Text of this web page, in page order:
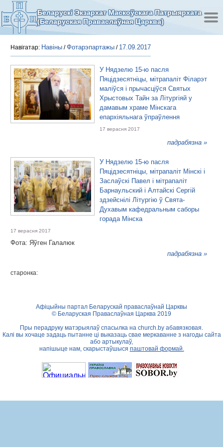
Беларускі Экзархат Маскоўскага Патрыярхата
(Беларуская Праваслаўная Царква)
Навігатар: Навіны /Фотарэпартажы / 17.09.2017
У Нядзелю 15-ю пасля
Пяцідзесятніцы, мітрапаліт Філарэт
маліўся і прычасціўся Святых
Хрыстовых Тайн за Літургіяй у
дамавым храме Мінскага
епархіяльнага ўпраўлення
17 верасня 2017
падрабязна »
У Нядзелю 15-ю пасля
Пяцідзесятніцы, мітрапаліт Мінскі і
Заслаўскі Павел і мітрапаліт
Барнаульский і Алтайскі Сергій
здзейснілі Літургію ў Свята-
Духавым кафедральным саборы
горада Мінска
17 верасня 2017
Фота: Яўген Галалюк
падрабязна »
старонка:
Афіцыйны партал Беларускай праваслаўнай Царквы
© Беларуская Праваслаўная Царква 2019
Пры перадруку матэрыялаў спасылка на church.by абавязковая.
Калі вы хочаце задаць пытанне ці выказаць свае меркаванне з нагоды сайта
або артыкулаў,
напішыце нам, скарыстаўшыся паштовай формай.